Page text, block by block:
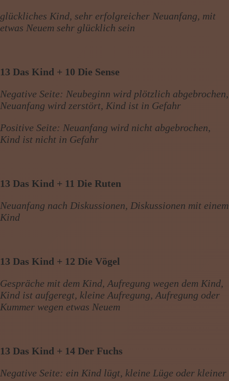
glückliches Kind, sehr erfolgreicher Neuanfang, mit
etwas Neuem sehr glücklich sein
13 Das Kind + 10 Die Sense
Negative Seite: Neubeginn wird plötzlich abgebrochen,
Neuanfang wird zerstört, Kind ist in Gefahr
Positive Seite: Neuanfang wird nicht abgebrochen,
Kind ist nicht in Gefahr
13 Das Kind + 11 Die Ruten
Neuanfang nach Diskussionen, Diskussionen mit einem
Kind
13 Das Kind + 12 Die Vögel
Gespräche mit dem Kind, Aufregung wegen dem Kind,
Kind ist aufgeregt, kleine Aufregung, Aufregung oder
Kummer wegen etwas Neuem
13 Das Kind + 14 Der Fuchs
Negative Seite: ein Kind lügt, kleine Lüge oder kleiner